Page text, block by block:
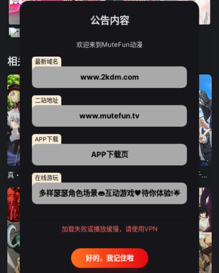
相关推荐
12集全
弹珠汽水瓶里的千岁同学
更新至21集
公告内容
欢迎来到MuteFun动漫
最新域名
www.2kdm.com
二站地址
www.mutefun.tv
APP下载
APP下载页
在线游玩
多样瑟瑟角色场景👄互动游戏💗待你体验!🌟
加载失败或播放缓慢，请使用VPN
好的，我记住啦